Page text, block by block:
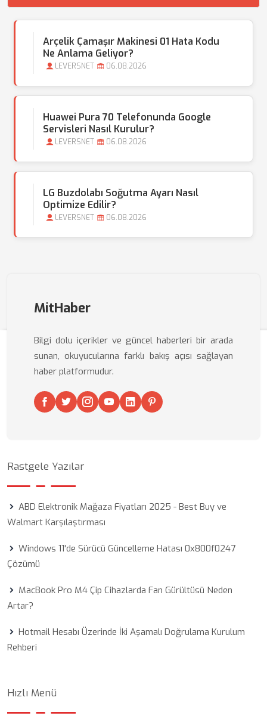
Arçelik Çamaşır Makinesi 01 Hata Kodu
Ne Anlama Geliyor?
LEVERSNET 06.08.2026
Huawei Pura 70 Telefonunda Google
Servisleri Nasıl Kurulur?
LEVERSNET 06.08.2026
LG Buzdolabı Soğutma Ayarı Nasıl
Optimize Edilir?
LEVERSNET 06.08.2026
MitHaber
Bilgi dolu içerikler ve güncel haberleri bir arada
sunan, okuyucularına farklı bakış açısı sağlayan
haber platformudur.
Rastgele Yazılar
ABD Elektronik Mağaza Fiyatları 2025 - Best Buy ve
Walmart Karşılaştırması
Windows 11'de Sürücü Güncelleme Hatası 0x800f0247
Çözümü
MacBook Pro M4 Çip Cihazlarda Fan Gürültüsü Neden
Artar?
Hotmail Hesabı Üzerinde İki Aşamalı Doğrulama Kurulum
Rehberi
Hızlı Menü